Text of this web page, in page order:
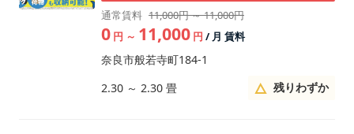
通常賃料 11,000円 ～ 11,000円
0 円 ～ 11,000 円 / 月 賃料
奈良市般若寺町184-1
2.30 ～ 2.30 畳 残りわずか